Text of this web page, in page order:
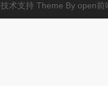
技术支持 Theme Byopen前